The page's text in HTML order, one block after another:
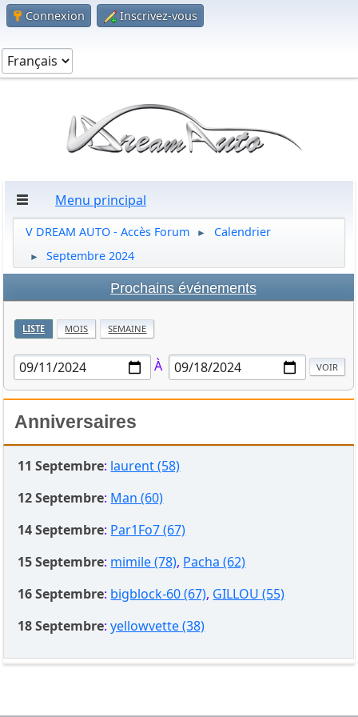
Connexion Inscrivez-vous
Menu principal
V DREAM AUTO - Accès Forum ► Calendrier
► Septembre 2024
Prochains événements
LISTE MOIS SEMAINE
À
Anniversaires
11 Septembre: laurent (58)
12 Septembre: Man (60)
14 Septembre: Par1Fo7 (67)
15 Septembre: mimile (78), Pacha (62)
16 Septembre: bigblock-60 (67), GILLOU (55)
18 Septembre:yellowvette (38)